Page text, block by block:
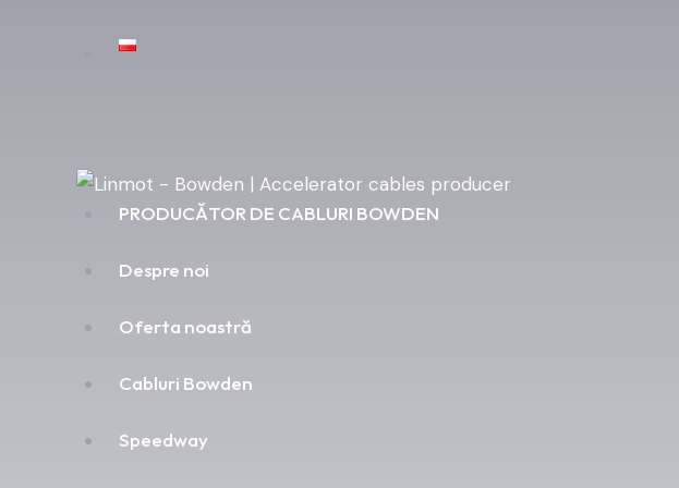
PRODUCĂTOR DE CABLURI BOWDEN
Despre noi
Oferta noastră
Cabluri Bowden
Speedway